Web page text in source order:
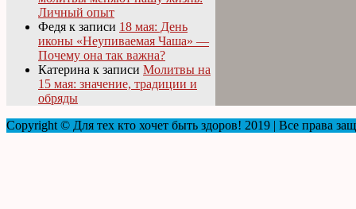
Личный опыт
Федя к записи 18 мая: День
иконы «Неупиваемая Чаша» —
Почему она так важна?
Катерина к записи Молитвы на
15 мая: значение, традиции и
обряды
Copyright © Для тех кто хочет быть здоров! 2019 | Все права